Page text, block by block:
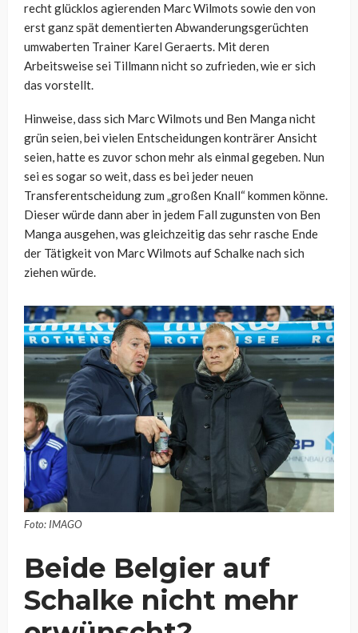
recht glücklos agierenden Marc Wilmots sowie den von
erst ganz spät dementierten Abwanderungsgerüchten
umwaberten Trainer Karel Geraerts. Mit deren
Arbeitsweise sei Tillmann nicht so zufrieden, wie er sich
das vorstellt.
Hinweise, dass sich Marc Wilmots und Ben Manga nicht
grün seien, bei vielen Entscheidungen konträrer Ansicht
seien, hatte es zuvor schon mehr als einmal gegeben. Nun
sei es sogar so weit, dass es bei jeder neuen
Transferentscheidung zum „großen Knall“ kommen könne.
Dieser würde dann aber in jedem Fall zugunsten von Ben
Manga ausgehen, was gleichzeitig das sehr rasche Ende
der Tätigkeit von Marc Wilmots auf Schalke nach sich
ziehen würde.
Foto: IMAGO
Beide Belgier auf
Schalke nicht mehr